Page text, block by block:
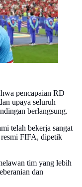
pencapaian RD
upaya seluruh
berlangsung.
telah bekerja sangat
resmi FIFA, dipetik
tim yang lebih
dan